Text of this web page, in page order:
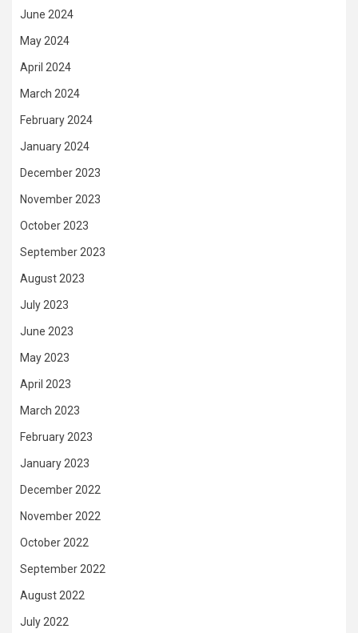
June 2024
May 2024
April 2024
March 2024
February 2024
January 2024
December 2023
November 2023
October 2023
September 2023
August 2023
July 2023
June 2023
May 2023
April 2023
March 2023
February 2023
January 2023
December 2022
November 2022
October 2022
September 2022
August 2022
July 2022